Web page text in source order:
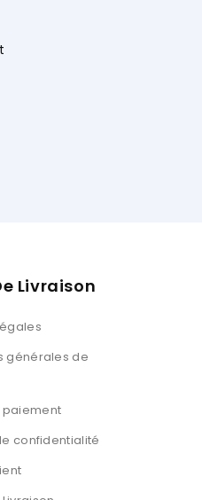
KHADIJA Super Compétente
Des Opérations.
Livraison
générales de
confidentialité